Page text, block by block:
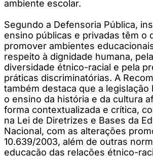
ambiente escolar.
Segundo a Defensoria Pública,
ensino públicas e privadas têm o
promover ambientes
respeito à dignidade humana,
diversidade étnico-racial e pela
práticas discriminatórias. A
também destaca que a legislação
o ensino da história e da cultura
forma contextualizada e crítica,
na Lei de Diretrizes e Bases da
Nacional, com as alterações
10.639/2003, além de outras
educação das relações étnico-